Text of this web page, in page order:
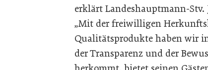
erklärt Landeshauptmann-Stv.
„Mit der freiwilligen
Qualitätsprodukte haben wir
der Transparenz und der